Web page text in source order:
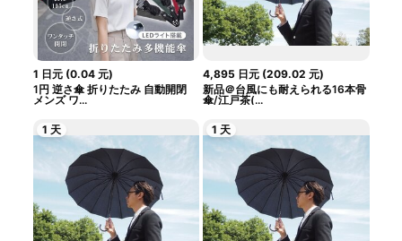
1 日元(0.04 元)
1円 逆さ傘 折りたたみ 自動開閉
メンズ ワ...
4,895 日元 (209.02 元)
新品＠台風にも耐えられる16本骨
傘/江戸茶(...
1 天 1 天